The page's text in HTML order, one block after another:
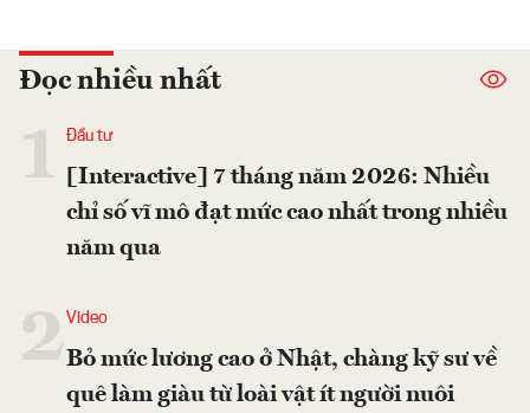
Đọc nhiều nhất
Đầu tư
[Interactive] 7 tháng năm 2026: Nhiều
chỉ số vĩ mô đạt mức cao nhất trong nhiều
năm qua
2Video
Bỏ mức lương cao ở Nhật, chàng kỹ sư về
quê làm giàu từ loài vật ít người nuôi